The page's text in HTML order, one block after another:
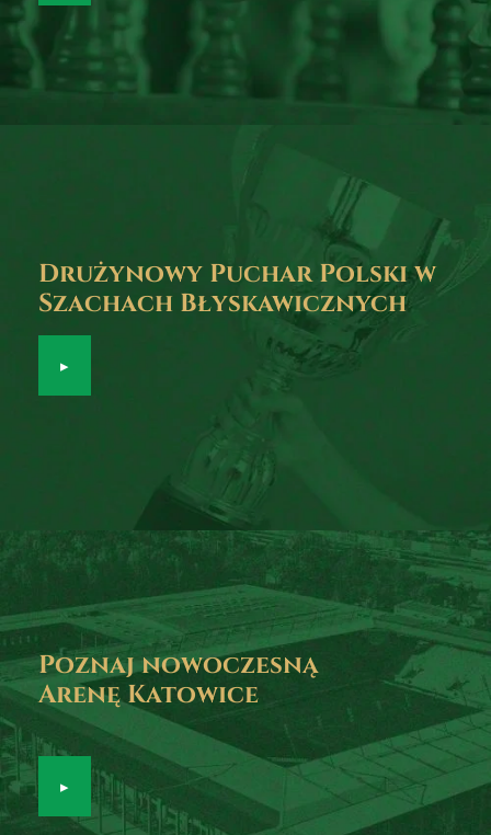
Drużynowy Puchar Polski w
Szachach Błyskawicznych
▸
Poznaj nowoczesną
Arenę Katowice
▸